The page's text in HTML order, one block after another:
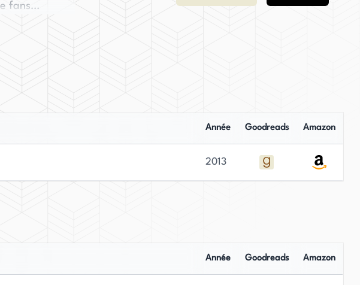
fans
Après
et
son
se
Année Goodreads Amazon
2013
Année Goodreads Amazon